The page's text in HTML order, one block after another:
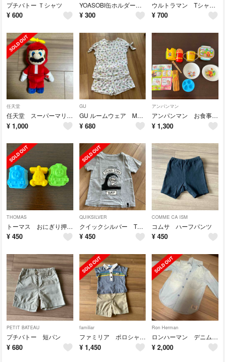
プチバトー Ｔシャツ
¥ 600
YOASOBI缶ホルダー 2個セット
¥ 300
ウルトラマン Tシャツ 2枚セット
¥ 700
任天堂
任天堂 スーパーマリオ プロペラ
¥ 1,000
GU
GU ルームウェア Mサイズ
¥ 680
アンパンマン
アンパンマン お食事セット トレーニング箸 コップ
¥ 1,300
THOMAS
トーマス おにぎり押し型 3個セット
¥ 450
QUIKSILVER
クイックシルバー Tシャツ
¥ 450
COMME CA ISM
コムサ ハーフパンツ
¥ 450
PETIT BATEAU
プチバトー 短パン
¥ 680
familiar
ファミリア ポロシャツ 80
¥ 1,450
Ron Herman
ロンハーマン デニムダンガリー デニムシャツ
¥ 2,000